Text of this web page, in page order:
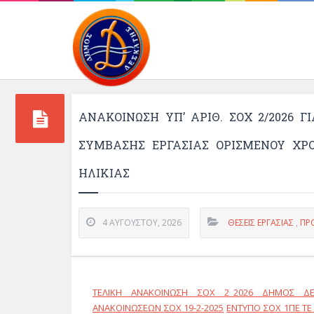
ΑΝΑΚΟΙΝΩΣΗ ΥΠ’ ΑΡΙΘ. ΣΟΧ 2/2026
ΣΥΜΒΑΣΗΣ ΕΡΓΑΣΙΑΣ ΟΡΙΣΜΕΝΟΥ
ΗΛΙΚΙΑΣ
4 ΑΥΓΟΎΣΤΟΥ, 2026 ΘΈΣΕΙΣ ΕΡΓΑΣΊΑΣ ,
ΤΕΛΙΚΗ ΑΝΑΚΟΙΝΩΣΗ ΣΟΧ 2_2026 ΔΗΜΟΣ
ΑΝΑΚΟΙΝΩΣΕΩΝ ΣΟΧ 19-2-2025 ΕΝΤΥΠΟ ΣΟΧ 1ΠΕ ΤΕ